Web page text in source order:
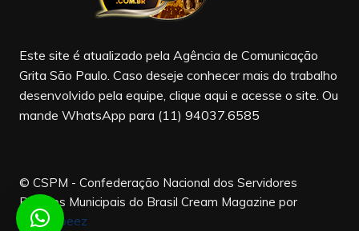
Este site é atualizado pela Agência de Comunicação
Grita São Paulo. Caso deseje conhecer mais do trabalho
desenvolvido pela equipe, clique aqui e acesse o site. Ou
mande WhatsApp para (11) 94037.6585
© CSPM - Confederação Nacional dos Servidores
Públicos Municipais do Brasil Cream Magazine por
Themebeez